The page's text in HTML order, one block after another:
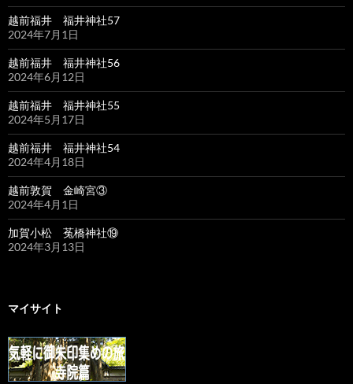
越前福井 福井神社57
2024年7月1日
越前福井 福井神社56
2024年6月12日
越前福井 福井神社55
2024年5月17日
越前福井 福井神社54
2024年4月18日
越前敦賀 金崎宮③
2024年4月1日
加賀小松 菟橋神社⑲
2024年3月13日
マイサイト